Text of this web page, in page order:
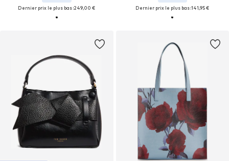
Dernier prix le plus bas :249,00 € Dernier prix le plus bas :141,95 €